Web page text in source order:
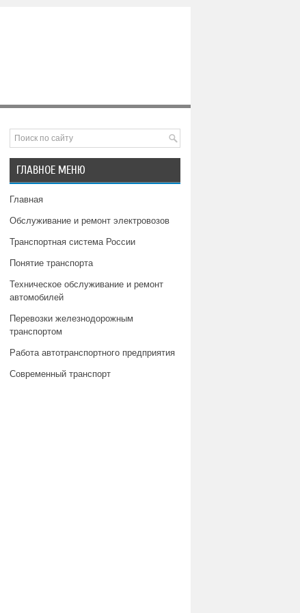
ГЛАВНОЕ МЕНЮ
Главная
Обслуживание и ремонт электровозов
Транспортная система России
Понятие транспорта
Техническое обслуживание и ремонт
автомобилей
Перевозки железнодорожным
транспортом
Работа автотранспортного предприятия
Современный транспорт